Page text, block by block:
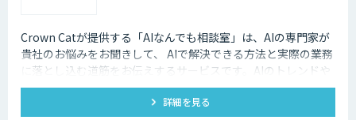
Crown Catが提供する「AIなんでも相談室」は、AIの専門家が
貴社のお悩みをお聞きして、 AIで解決できる方法と実際の業務
に落とし込む道筋をお伝えするサービスです。AIのトレンドや
最新の事例はもちろん、自社にあった活用を安価にクイックに
詳細を見る